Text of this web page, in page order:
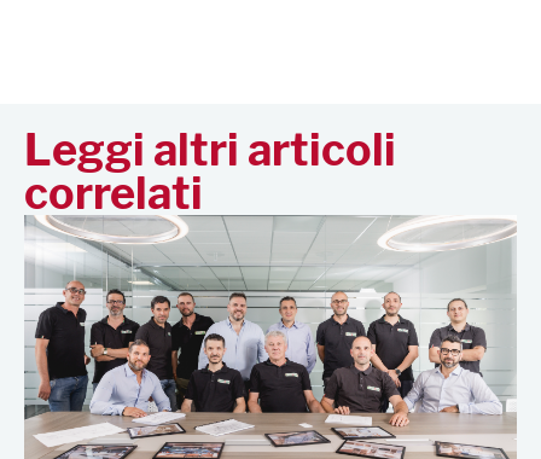
Leggi altri articoli
correlati